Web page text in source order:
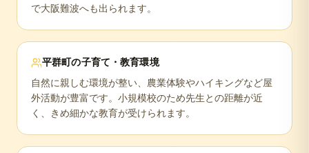
で大阪難波へも出られます。
平群町の子育て・教育環境
自然に親しむ環境が整い、農業体験やハイキングなど屋
外活動が豊富です。小規模校のため先生との距離が近
く、きめ細かな教育が受けられます。